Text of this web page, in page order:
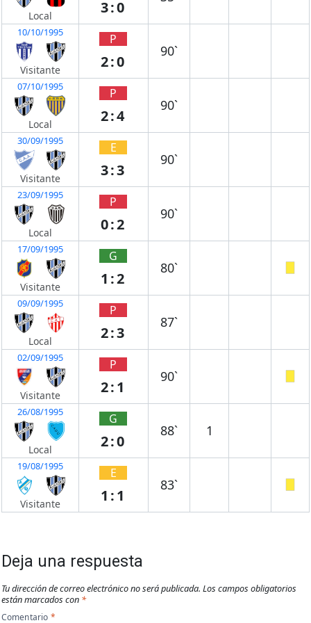
Local 3:0
10/10/1995
Visitante
P
2:0
90`
07/10/1995
Local
P
2:4
90`
30/09/1995
Visitante
E
3:3
90`
23/09/1995
Local
P
0:2
90`
17/09/1995
Visitante
G
1:2
80`
09/09/1995
Local
P
2:3
87`
02/09/1995
Visitante
P
2:1
90`
26/08/1995
Local
G
2:0
88` 1
19/08/1995
Visitante
E
1:1
83`
Deja una respuesta
Tu dirección de correo electrónico no será publicada. Los campos obligatorios
están marcados con *
Comentario *